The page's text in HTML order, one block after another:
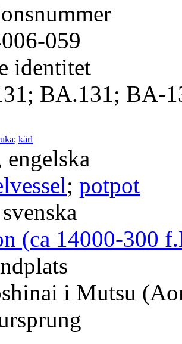
059
identitet
BA.131; BA-
; kärl
engelska
vessel; potpot
(ca 14000-300
i Mutsu